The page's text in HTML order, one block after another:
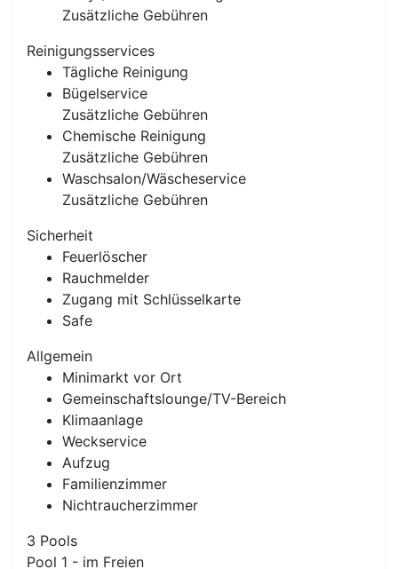
Zusätzliche Gebühren
Reinigungsservices
Tägliche Reinigung
Bügelservice
Zusätzliche Gebühren
Chemische Reinigung
Zusätzliche Gebühren
Waschsalon/Wäscheservice
Zusätzliche Gebühren
Sicherheit
Feuerlöscher
Rauchmelder
Zugang mit Schlüsselkarte
Safe
Allgemein
Minimarkt vor Ort
Gemeinschaftslounge/TV-Bereich
Klimaanlage
Weckservice
Aufzug
Familienzimmer
Nichtraucherzimmer
3 Pools
Pool 1 - im Freien